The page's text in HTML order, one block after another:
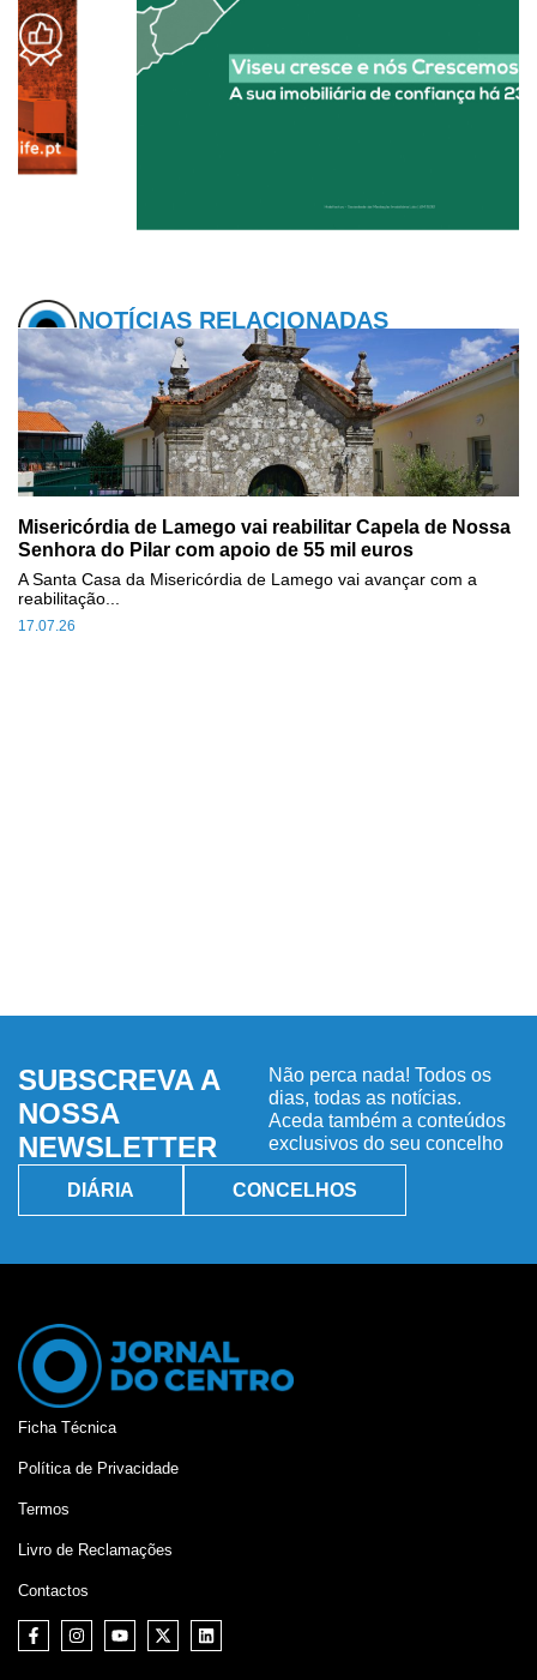
NOTÍCIAS RELACIONADAS
Misericórdia de Lamego vai reabilitar Capela de Nossa
Senhora do Pilar com apoio de 55 mil euros
17.07.26
A Santa Casa da Misericórdia de Lamego vai avançar com a
reabilitação...
SUBSCREVA A
NOSSA
NEWSLETTER
Não perca nada! Todos os
dias, todas as notícias.
Aceda também a conteúdos
exclusivos do seu concelho
DIÁRIA CONCELHOS
Ficha Técnica
Política de Privacidade
Termos
Livro de Reclamações
Contactos